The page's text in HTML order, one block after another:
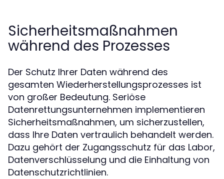
Sicherheitsmaßnahmen
während des Prozesses
Der Schutz Ihrer Daten während des
gesamten Wiederherstellungsprozesses ist
von großer Bedeutung. Seriöse
Datenrettungsunternehmen implementieren
Sicherheitsmaßnahmen, um sicherzustellen,
dass Ihre Daten vertraulich behandelt werden.
Dazu gehört der Zugangsschutz für das Labor,
Datenverschlüsselung und die Einhaltung von
Datenschutzrichtlinien.